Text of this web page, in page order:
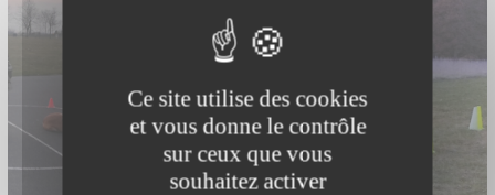
Ce site utilise des cookies
et vous donne le contrôle
sur ceux que vous
souhaitez activer